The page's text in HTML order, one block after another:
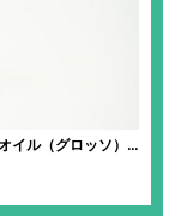
イル（グロッソ）